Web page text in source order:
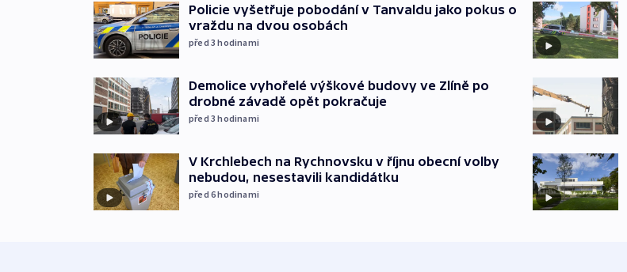
Policie vyšetřuje pobodání v Tanvaldu jako pokus o
vraždu na dvou osobách
před 3hodinami
Demolice vyhořelé výškové budovy ve Zlíně po
drobné závadě opět pokračuje
před 3hodinami
V Krchlebech na Rychnovsku v říjnu obecní volby
nebudou, nesestavili kandidátku
před 6hodinami